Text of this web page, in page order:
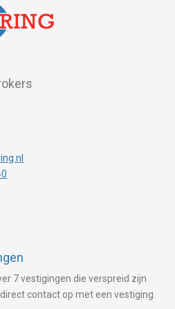
7 vestigingen die verspreid zijn
contact op met een vestiging.